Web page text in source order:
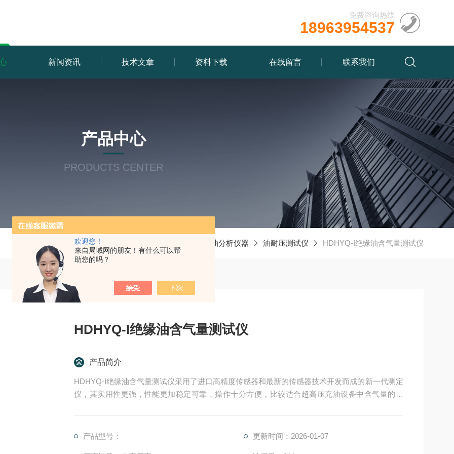
欢迎您！
来自局域网的朋友！有什么可以帮
助您的吗？
免费咨询热线
18963954537
新闻资讯 技术文章 资料下载 在线留言 联系我们
产品中心
PRODUCTS CENTER
当前位置： 油分析仪器 油耐压测试仪 HDHYQ-I绝缘油含气量测试仪
HDHYQ-I绝缘油含气量测试仪
产品简介
HDHYQ-I绝缘油含气量测试仪采用了进口高精度传感器和最新的传感器技术开发而成的新一代测定
仪，其实用性更强，性能更加稳定可靠，操作十分方便，比较适合超高压充油设备中含气量的测
产品型号： 更新时间：2026-01-07